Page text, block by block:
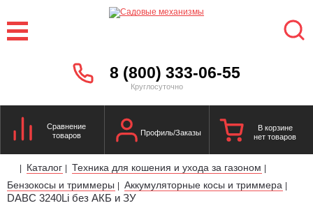
8 (800) 333-06-55
Круглосуточно
Сравнение
товаров
Профиль/Заказы
В корзине
нет товаров
| Каталог | Техника для кошения и ухода за газоном |
Бензокосы и триммеры | Аккумуляторные косы и триммера |
DABC 3240Li без АКБ и ЗУ